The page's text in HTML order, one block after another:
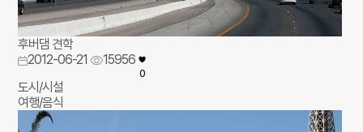
후버댐 견학
2012-06-21
15956
0
도시/시설
여행/음식